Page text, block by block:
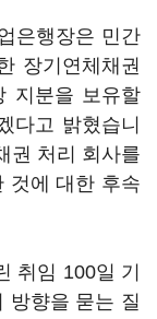
은행장은 민간
장기연체채권
지분을 보유할
다고 밝혔습니
권 처리 회사를
것에 대한 후속
취임 100일 기
방향을 묻는 질